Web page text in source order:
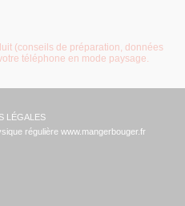
(conseils de préparation, données
téléphone en mode paysage.
LÉGALES
régulière www.mangerbouger.fr